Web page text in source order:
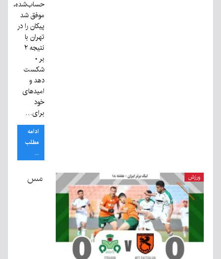
حساب‌شده،
موفق شد
پیکان را در
تهران با
نتیجه ۲
بر ۰
شکست
دهد و
امیدهای
خود
برای…
ادامه
مطلب
...
ورزش مس